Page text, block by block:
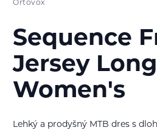
Ortovox
Sequence
Jersey
Women's
Lehký a prodyšný MTB dres s